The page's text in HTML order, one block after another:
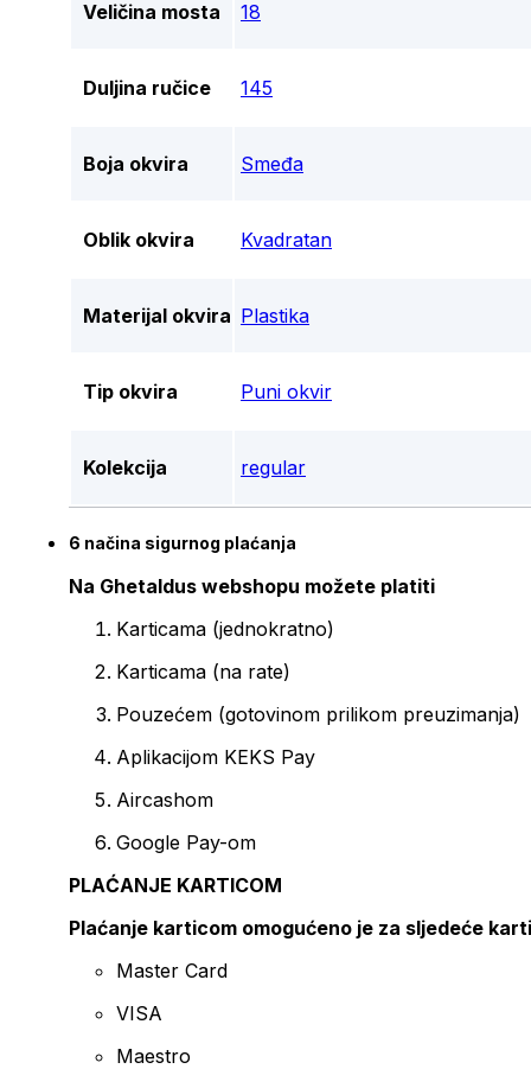
Veličina mosta 18
Duljina ručice 145
Boja okvira Smeđa
Oblik okvira Kvadratan
Materijal okvira Plastika
Tip okvira Puni okvir
Kolekcija regular
6 načina sigurnog plaćanja
Na Ghetaldus webshopu možete platiti
Karticama (jednokratno)
Karticama (na rate)
Pouzećem (gotovinom prilikom preuzimanja)
Aplikacijom KEKS Pay
Aircashom
Google Pay-om
PLAĆANJE KARTICOM
Plaćanje karticom omogućeno je za sljedeće
Master Card
VISA
Maestro